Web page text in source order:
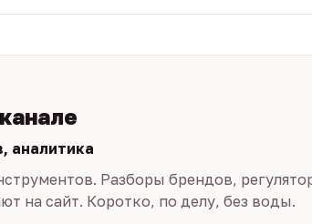
аналитика
Разборы брендов,
на сайт. Коротко, по делу, без воды.